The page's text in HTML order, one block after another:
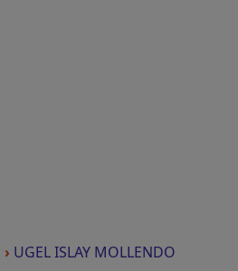
› UGEL ISLAY MOLLENDO